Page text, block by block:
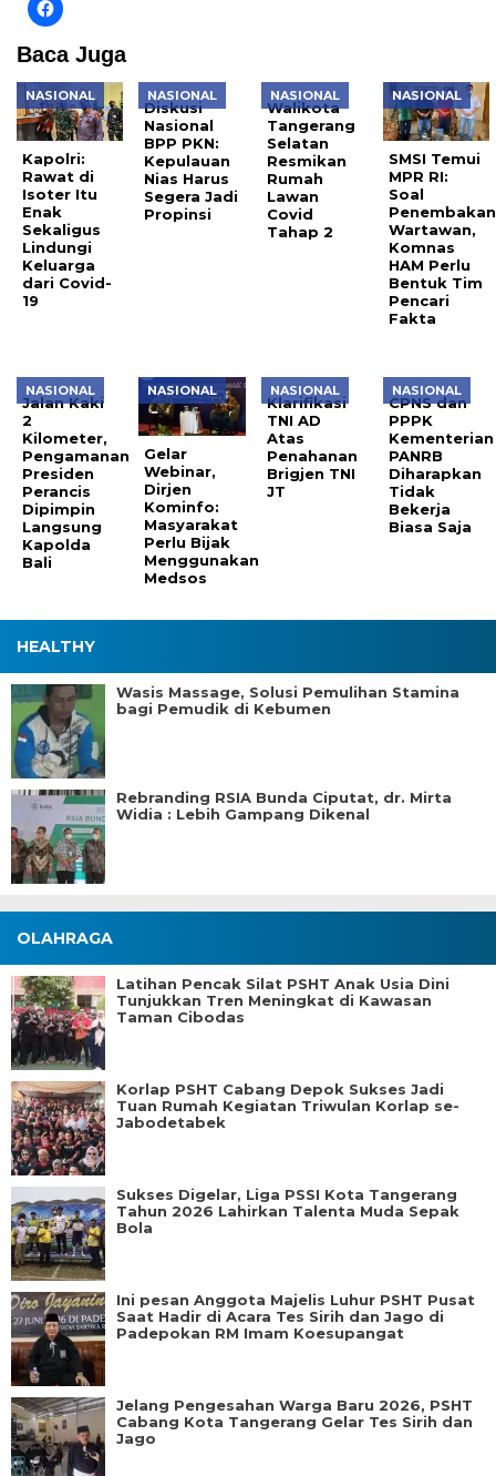
Baca Juga
NASIONAL
Kapolri:
Rawat di
Isoter Itu
Enak
Sekaligus
Lindungi
Keluarga
dari Covid-
19
NASIONAL
Diskusi
Nasional
BPP PKN:
Kepulauan
Nias Harus
Segera Jadi
Propinsi
NASIONAL
Walikota
Tangerang
Selatan
Resmikan
Rumah
Lawan
Covid
Tahap 2
NASIONAL
SMSI Temui
MPR RI:
Soal
Penembakan
Wartawan,
Komnas
HAM Perlu
Bentuk Tim
Pencari
Fakta
NASIONAL
Jalan Kaki
2
Kilometer,
Pengamanan
Presiden
Perancis
Dipimpin
Langsung
Kapolda
Bali
NASIONAL
Gelar
Webinar,
Dirjen
Kominfo:
Masyarakat
Perlu Bijak
Menggunakan
Medsos
NASIONAL
Klarifikasi
TNI AD
Atas
Penahanan
Brigjen TNI
JT
NASIONAL
CPNS dan
PPPK
Kementerian
PANRB
Diharapkan
Tidak
Bekerja
Biasa Saja
HEALTHY
Wasis Massage, Solusi Pemulihan Stamina
bagi Pemudik di Kebumen
Rebranding RSIA Bunda Ciputat, dr. Mirta
Widia : Lebih Gampang Dikenal
OLAHRAGA
Latihan Pencak Silat PSHT Anak Usia Dini
Tunjukkan Tren Meningkat di Kawasan
Taman Cibodas
Korlap PSHT Cabang Depok Sukses Jadi
Tuan Rumah Kegiatan Triwulan Korlap se-
Jabodetabek
Sukses Digelar, Liga PSSI Kota Tangerang
Tahun 2026 Lahirkan Talenta Muda Sepak
Bola
Ini pesan Anggota Majelis Luhur PSHT Pusat
Saat Hadir di Acara Tes Sirih dan Jago di
Padepokan RM Imam Koesupangat
Jelang Pengesahan Warga Baru 2026, PSHT
Cabang Kota Tangerang Gelar Tes Sirih dan
Jago